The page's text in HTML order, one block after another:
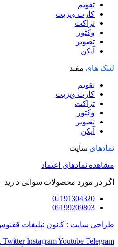
تقویم
کارت ویزیت
تراکت
وکتور
تصویر
آیکن
لینک های مفید
تقویم
کارت ویزیت
تراکت
وکتور
تصویر
آیکن
نمادهای سایت
مشاهده نمادهای اعتماد
اگر در مورد محصولات سوالی دارید
02191304320
09199209803
طراحی سایت : کانون تبلیغات
Twitter InstagramYoutube Telegram